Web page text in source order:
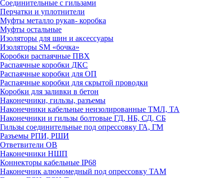
Соединительные с гильзами
Перчатки и уплотнители
Муфты металло рукав- коробка
Муфты остальные
Изоляторы для шин и аксессуары
Изоляторы SM «бочка»
Коробки распаячные ПВХ
Распаячные коробки ДКС
Распаячные коробки для ОП
Распаячные коробки для скрытой проводки
Коробки для заливки в бетон
Наконечники, гильзы, разъемы
Наконечники кабельные неизолированные ТМЛ, ТА
Наконечники и гильзы болтовые ГД, НБ, СД, СБ
Гильзы соединительные под опрессовку ГА, ГМ
Разъемы РПИ, РШИ
Ответвители ОВ
Наконечники НШП
Коннекторы кабельные IP68
Наконечник алюмомедный под опрессовку ТАМ